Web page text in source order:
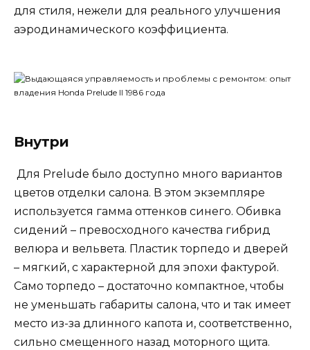
для стиля, нежели для реального улучшения
аэродинамического коэффициента.
Внутри
Для Prelude было доступно много вариантов
цветов отделки салона. В этом экземпляре
используется гамма оттенков синего. Обивка
сидений – превосходного качества гибрид
велюра и вельвета. Пластик торпедо и дверей
– мягкий, с характерной для эпохи фактурой.
Само торпедо – достаточно компактное, чтобы
не уменьшать габариты салона, что и так имеет
место из-за длинного капота и, соответственно,
сильно смещенного назад моторного щита.